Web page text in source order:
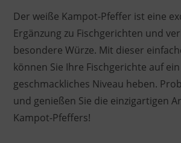
Der weiße Kampot-Pfeffer ist eine
Ergänzung zu Fischgerichten und
besondere Würze. Mit dieser
können Sie Ihre Fischgerichte auf
geschmackliches Niveau heben.
und genießen Sie die einzigartigen
Kampot-Pfeffers!